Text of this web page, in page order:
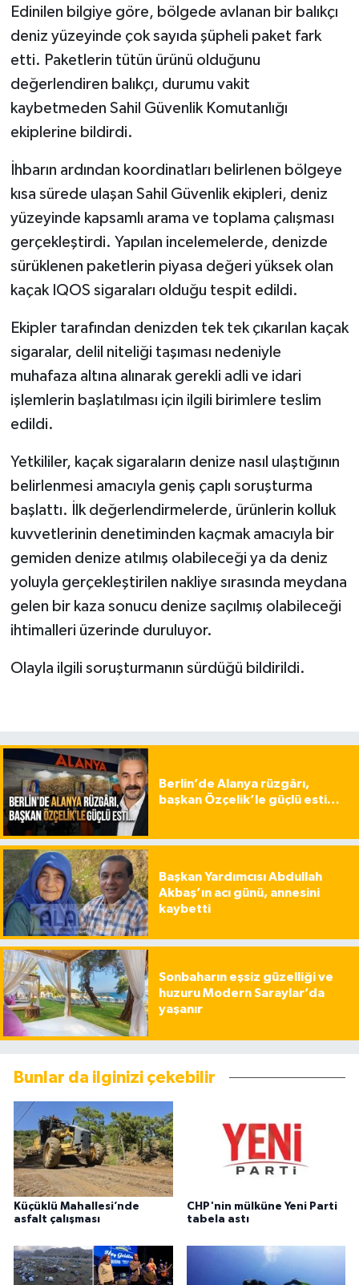
Edinilen bilgiye göre, bölgede avlanan bir balıkçı
deniz yüzeyinde çok sayıda şüpheli paket fark
etti. Paketlerin tütün ürünü olduğunu
değerlendiren balıkçı, durumu vakit
kaybetmeden Sahil Güvenlik Komutanlığı
ekiplerine bildirdi.
İhbarın ardından koordinatları belirlenen bölgeye
kısa sürede ulaşan Sahil Güvenlik ekipleri, deniz
yüzeyinde kapsamlı arama ve toplama çalışması
gerçekleştirdi. Yapılan incelemelerde, denizde
sürüklenen paketlerin piyasa değeri yüksek olan
kaçak IQOS sigaraları olduğu tespit edildi.
Ekipler tarafından denizden tek tek çıkarılan kaçak
sigaralar, delil niteliği taşıması nedeniyle
muhafaza altına alınarak gerekli adli ve idari
işlemlerin başlatılması için ilgili birimlere teslim
edildi.
Yetkililer, kaçak sigaraların denize nasıl ulaştığının
belirlenmesi amacıyla geniş çaplı soruşturma
başlattı. İlk değerlendirmelerde, ürünlerin kolluk
kuvvetlerinin denetiminden kaçmak amacıyla bir
gemiden denize atılmış olabileceği ya da deniz
yoluyla gerçekleştirilen nakliye sırasında meydana
gelen bir kaza sonucu denize saçılmış olabileceği
ihtimalleri üzerinde duruluyor.
Olayla ilgili soruşturmanın sürdüğü bildirildi.
Berlin’de Alanya rüzgârı,
başkan Özçelik’le güçlü esti…
Başkan Yardımcısı Abdullah
Akbaş’ın acı günü, annesini
kaybetti
Sonbaharın eşsiz güzelliği ve
huzuru Modern Saraylar’da
yaşanır
Bunlar da ilginizi çekebilir
Küçüklü Mahallesi’nde
asfalt çalışması
CHP'nin mülküne Yeni Parti
tabela astı